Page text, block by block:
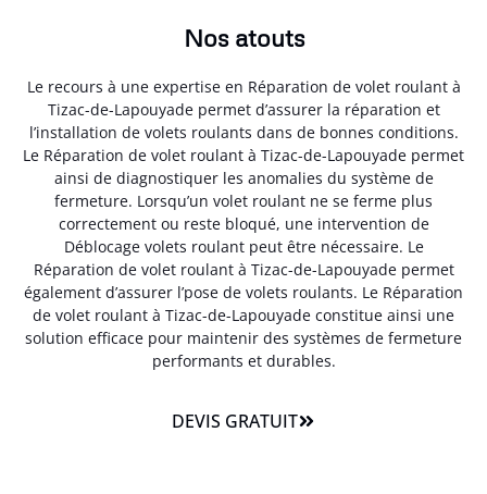
Nos atouts
Le recours à une expertise en Réparation de volet roulant à
Tizac-de-Lapouyade permet d’assurer la réparation et
l’installation de volets roulants dans de bonnes conditions.
Le Réparation de volet roulant à Tizac-de-Lapouyade permet
ainsi de diagnostiquer les anomalies du système de
fermeture. Lorsqu’un volet roulant ne se ferme plus
correctement ou reste bloqué, une intervention de
Déblocage volets roulant peut être nécessaire. Le
Réparation de volet roulant à Tizac-de-Lapouyade permet
également d’assurer l’pose de volets roulants. Le Réparation
de volet roulant à Tizac-de-Lapouyade constitue ainsi une
solution efficace pour maintenir des systèmes de fermeture
performants et durables.
DEVIS GRATUIT